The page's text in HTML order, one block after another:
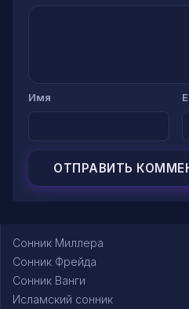
Имя
Сонник Миллера
Сонник Фрейда
Сонник Ванги
Исламский сонник